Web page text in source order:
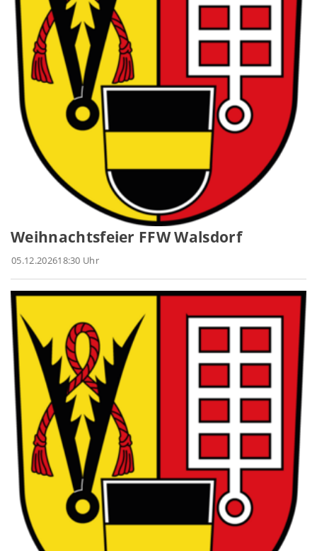
Weihnachtsfeier FFW Walsdorf
05.12.202618:30 Uhr